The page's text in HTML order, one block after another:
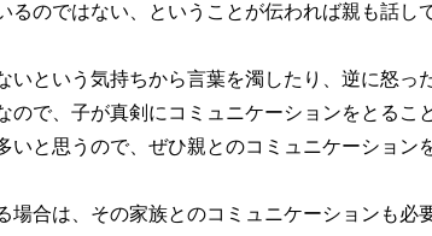
のではない、ということが伝われば親も話し
いという気持ちから言葉を濁したり、逆に怒っ
ので、子が真剣にコミュニケーションをとるこ
と思うので、ぜひ親とのコミュニケーション
場合は、その家族とのコミュニケーションも必